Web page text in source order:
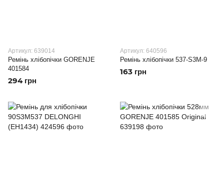
Артикул: 639014
Ремінь хлібопічки GORENJE
401584
294 грн
Артикул: 640596
Ремінь хлібопічки 537-S3M-9
163 грн